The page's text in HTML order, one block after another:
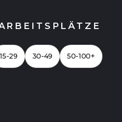
15-29 30-49 50-100+